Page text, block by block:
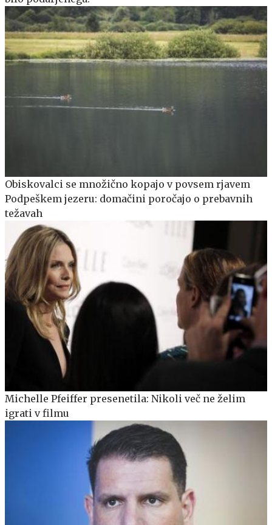
Obiskovalci se množično kopajo v povsem rjavem
Podpeškem jezeru: domačini poročajo o prebavnih
težavah
Michelle Pfeiffer presenetila: Nikoli več ne želim
igrati v filmu